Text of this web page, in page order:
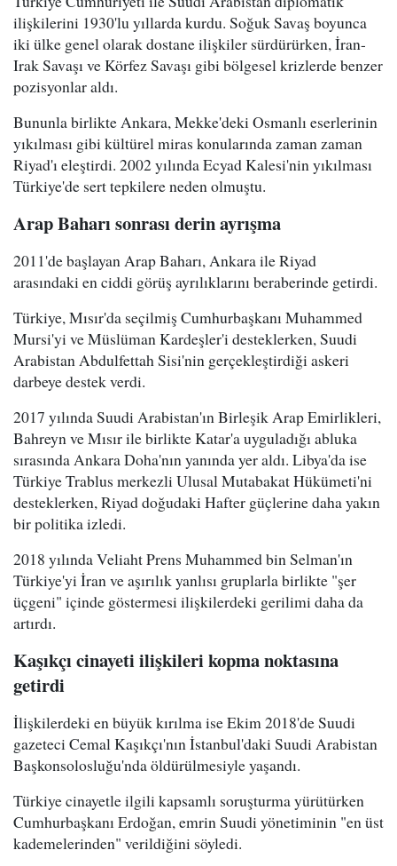
ilişkilerini 1930'lu yıllarda kurdu. Soğuk Savaş boyunca
iki ülke genel olarak dostane ilişkiler sürdürürken, İran-
Irak Savaşı ve Körfez Savaşı gibi bölgesel krizlerde benzer
pozisyonlar aldı.
Bununla birlikte Ankara, Mekke'deki Osmanlı eserlerinin
yıkılması gibi kültürel miras konularında zaman zaman
Riyad'ı eleştirdi. 2002 yılında Ecyad Kalesi'nin yıkılması
Türkiye'de sert tepkilere neden olmuştu.
Arap Baharı sonrası derin ayrışma
2011'de başlayan Arap Baharı, Ankara ile Riyad
arasındaki en ciddi görüş ayrılıklarını beraberinde getirdi.
Türkiye, Mısır'da seçilmiş Cumhurbaşkanı Muhammed
Mursi'yi ve Müslüman Kardeşler'i desteklerken, Suudi
Arabistan Abdulfettah Sisi'nin gerçekleştirdiği askeri
darbeye destek verdi.
2017 yılında Suudi Arabistan'ın Birleşik Arap Emirlikleri,
Bahreyn ve Mısır ile birlikte Katar'a uyguladığı abluka
sırasında Ankara Doha'nın yanında yer aldı. Libya'da ise
Türkiye Trablus merkezli Ulusal Mutabakat Hükümeti'ni
desteklerken, Riyad doğudaki Hafter güçlerine daha yakın
bir politika izledi.
2018 yılında Veliaht Prens Muhammed bin Selman'ın
Türkiye'yi İran ve aşırılık yanlısı gruplarla birlikte "şer
üçgeni" içinde göstermesi ilişkilerdeki gerilimi daha da
artırdı.
Kaşıkçı cinayeti ilişkileri kopma noktasına
getirdi
İlişkilerdeki en büyük kırılma ise Ekim 2018'de Suudi
gazeteci Cemal Kaşıkçı'nın İstanbul'daki Suudi Arabistan
Başkonsolosluğu'nda öldürülmesiyle yaşandı.
Türkiye cinayetle ilgili kapsamlı soruşturma yürütürken
Cumhurbaşkanı Erdoğan, emrin Suudi yönetiminin "en üst
kademelerinden" verildiğini söyledi.